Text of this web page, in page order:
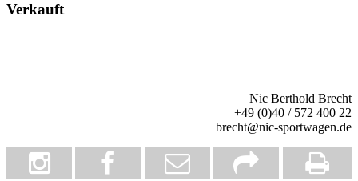
Verkauft
Nic Berthold Brecht
+49 (0)40 / 572 400 22
brecht@nic-sportwagen.de